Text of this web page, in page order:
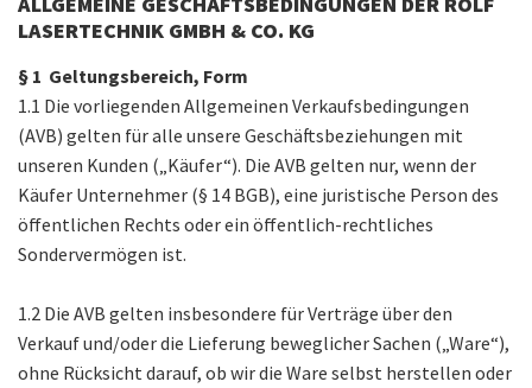
KONTAKT
PORTAL
LASERTECHNIK GMBH & CO. KG
§ 1 Geltungsbereich, Form
1.1 Die vorliegenden Allgemeinen Verkaufsbedingungen
(AVB) gelten für alle unsere Geschäftsbeziehungen mit
unseren Kunden („Käufer“). Die AVB gelten nur, wenn der
Käufer Unternehmer (§ 14 BGB), eine juristische Person des
öffentlichen Rechts oder ein öffentlich-rechtliches
Sondervermögen ist.
1.2 Die AVB gelten insbesondere für Verträge über den
Verkauf und/oder die Lieferung beweglicher Sachen („Ware“),
ohne Rücksicht darauf, ob wir die Ware selbst herstellen oder